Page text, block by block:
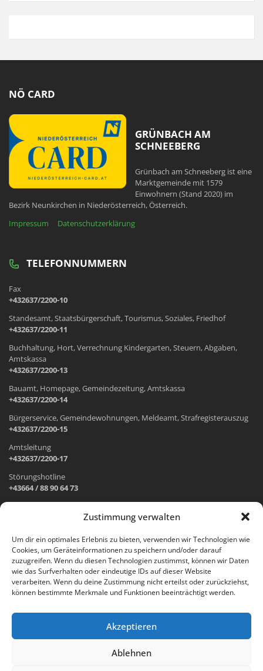
Zustimmung verwalten
Um dir ein optimales Erlebnis zu bieten, verwenden wir Technologien wie
Cookies, um Geräteinformationen zu speichern und/oder darauf
zuzugreifen. Wenn du diesen Technologien zustimmst, können wir Daten
wie das Surfverhalten oder eindeutige IDs auf dieser Website
verarbeiten. Wenn du deine Zustimmung nicht erteilst oder zurückziehst,
können bestimmte Merkmale und Funktionen beeinträchtigt werden.
Akzeptieren
Ablehnen
NÖ CARD
GRÜNBACH AM
SCHNEEBERG
Grünbach am Schneeberg ist eine
Marktgemeinde mit 1579
Einwohnern (Stand 2020) im
Bezirk Neunkirchen in Niederösterreich, Österreich.
Impressum
Datenschutzerklärung
TELEFONNUMMERN
Fax
+432637/2200-10
Standesamt, Staatsbürgerschaft, Tourismus, Soziales, Friedhof
+432637/2200-11
Buchhaltung, Hort, Verrechnung Kindergarten, Steuern, Abgaben,
Amtskassa
+432637/2200-13
Bauamt, Homepage, Gemeindezeitung, Amtskassa
+432637/2200-14
Bürgerservice, Gemeindewohnungen, Meldeamt, Strafregisterauszug
+432637/2200-15
Amtsleitung
+432637/2200-17
Störungshotline
+43664 / 88 90 64 73
Wr. Neustädter Straße 1
2733 Grünbach am Schneeberg
Öffnungszeiten Gemeindeamt:
Montag: 8.00 – 12.00 Uhr und 14.00 – 18.00 Uhr
Freitag: 8.00 – 12.00 Uhr
Email: